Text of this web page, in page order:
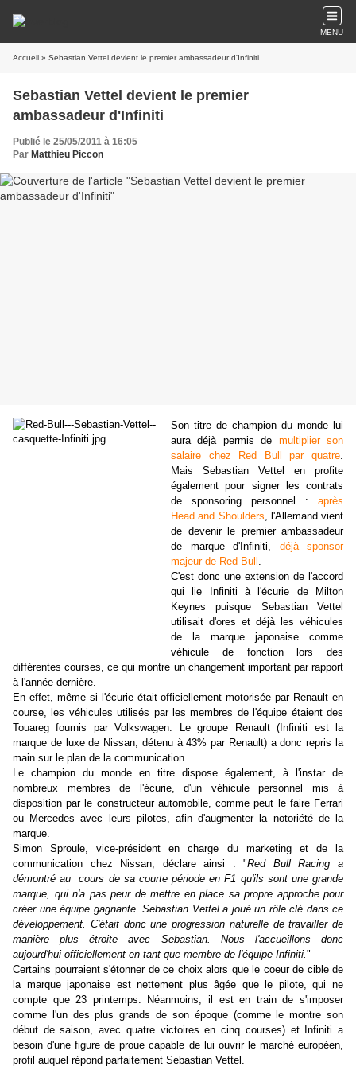
MENU
Accueil » Sebastian Vettel devient le premier ambassadeur d'Infiniti
Sebastian Vettel devient le premier
ambassadeur d'Infiniti
Publié le 25/05/2011 à 16:05
Par Matthieu Piccon
Son titre de champion du monde lui
aura déjà permis de multiplier son
salaire chez Red Bull par quatre.
Mais Sebastian Vettel en profite
également pour signer les contrats
de sponsoring personnel : après
Head and Shoulders, l'Allemand vient
de devenir le premier ambassadeur
de marque d'Infiniti, déjà sponsor
majeur de Red Bull .
C'est donc une extension de l'accord
qui lie Infiniti à l'écurie de Milton
Keynes puisque Sebastian Vettel
utilisait d'ores et déjà les véhicules
de la marque japonaise comme
véhicule de fonction lors des
différentes courses, ce qui montre un changement important par rapport
à l'année dernière.
En effet, même si l'écurie était officiellement motorisée par Renault en
course, les véhicules utilisés par les membres de l'équipe étaient des
Touareg fournis par Volkswagen. Le groupe Renault (Infiniti est la
marque de luxe de Nissan, détenu à 43% par Renault) a donc repris la
main sur le plan de la communication.
Le champion du monde en titre dispose également, à l'instar de
nombreux membres de l'écurie, d'un véhicule personnel mis à
disposition par le constructeur automobile, comme peut le faire Ferrari
ou Mercedes avec leurs pilotes, afin d'augmenter la notoriété de la
marque.
Simon Sproule, vice-président en charge du marketing et de la
communication chez Nissan, déclare ainsi : "Red Bull Racing a
démontré au cours de sa courte période en F1 qu'ils sont une grande
marque, qui n'a pas peur de mettre en place sa propre approche pour
créer une équipe gagnante. Sebastian Vettel a joué un rôle clé dans ce
développement. C'était donc une progression naturelle de travailler de
manière plus étroite avec Sebastian. Nous l'accueillons donc
aujourd'hui officiellement en tant que membre de l'équipe Infiniti."
Certains pourraient s'étonner de ce choix alors que le coeur de cible de
la marque japonaise est nettement plus âgée que le pilote, qui ne
compte que 23 printemps. Néanmoins, il est en train de s'imposer
comme l'un des plus grands de son époque (comme le montre son
début de saison, avec quatre victoires en cinq courses) et Infiniti a
besoin d'une figure de proue capable de lui ouvrir le marché européen,
profil auquel répond parfaitement Sebastian Vettel.